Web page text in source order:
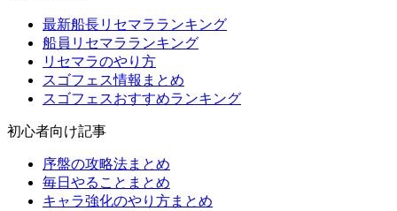
最新船長リセマラランキング
船員リセマラランキング
リセマラのやり方
スゴフェス情報まとめ
スゴフェスおすすめランキング
初心者向け記事
序盤の攻略法まとめ
毎日やることまとめ
キャラ強化のやり方まとめ